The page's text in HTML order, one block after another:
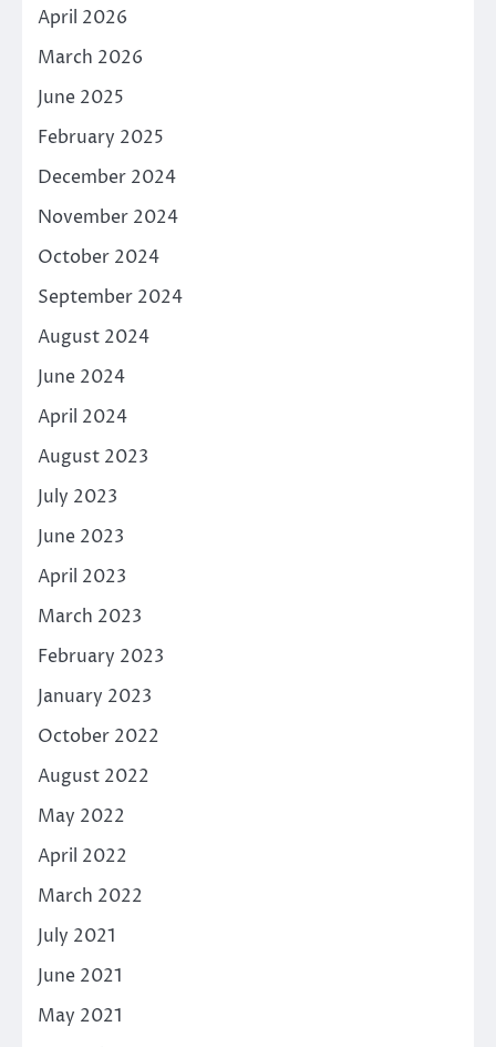
April 2026
March 2026
June 2025
February 2025
December 2024
November 2024
October 2024
September 2024
August 2024
June 2024
April 2024
August 2023
July 2023
June 2023
April 2023
March 2023
February 2023
January 2023
October 2022
August 2022
May 2022
April 2022
March 2022
July 2021
June 2021
May 2021